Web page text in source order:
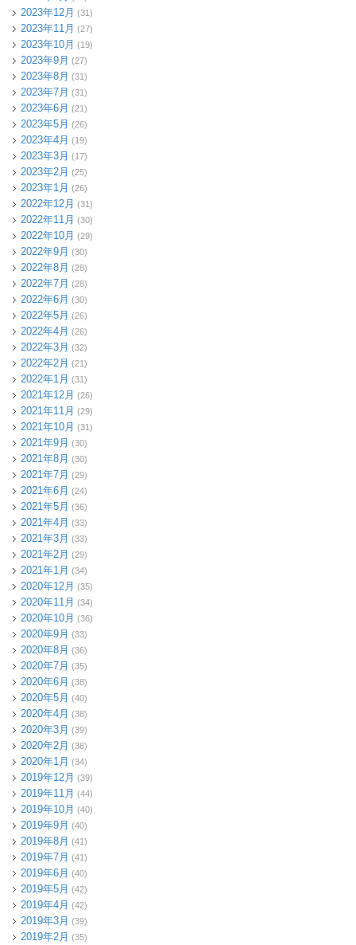
2023年12月 (31)
2023年11月 (27)
2023年10月 (19)
2023年9月 (27)
2023年8月 (31)
2023年7月 (31)
2023年6月 (21)
2023年5月 (26)
2023年4月 (19)
2023年3月 (17)
2023年2月 (25)
2023年1月 (26)
2022年12月 (31)
2022年11月 (30)
2022年10月 (29)
2022年9月 (30)
2022年8月 (28)
2022年7月 (28)
2022年6月 (30)
2022年5月 (26)
2022年4月 (26)
2022年3月 (32)
2022年2月 (21)
2022年1月 (31)
2021年12月 (26)
2021年11月 (29)
2021年10月 (31)
2021年9月 (30)
2021年8月 (30)
2021年7月 (29)
2021年6月 (24)
2021年5月 (36)
2021年4月 (33)
2021年3月 (33)
2021年2月 (29)
2021年1月 (34)
2020年12月 (35)
2020年11月 (34)
2020年10月 (36)
2020年9月 (33)
2020年8月 (36)
2020年7月 (35)
2020年6月 (38)
2020年5月 (40)
2020年4月 (38)
2020年3月 (39)
2020年2月 (38)
2020年1月 (34)
2019年12月 (39)
2019年11月 (44)
2019年10月 (40)
2019年9月 (40)
2019年8月 (41)
2019年7月 (41)
2019年6月 (40)
2019年5月 (42)
2019年4月 (42)
2019年3月 (39)
2019年2月 (35)